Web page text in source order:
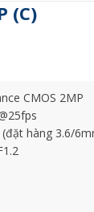
(C)
CMOS 2MP
hàng 3.6/